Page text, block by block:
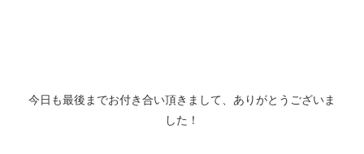
今日も最後までお付き合い頂きまして、ありがとうございま
した！